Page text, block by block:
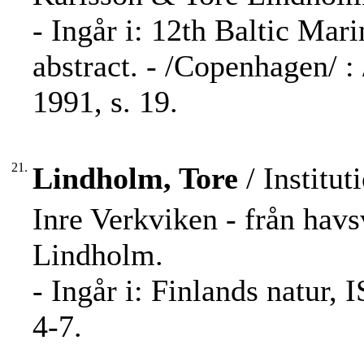
- Ingår i: 12th Baltic
abstract. - /Copenhagen/
1991, s. 19.
21. Lindholm, Tore /
Inre Verkviken - från
Lindholm.
- Ingår i: Finlands natur,
4-7.